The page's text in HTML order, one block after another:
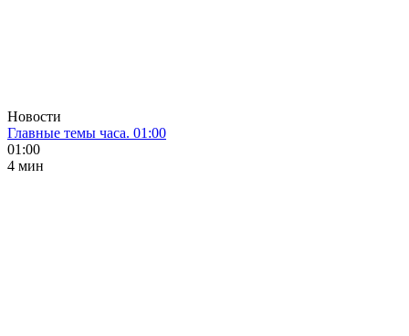
Новости
Главные темы часа. 01:00
01:00
4 мин